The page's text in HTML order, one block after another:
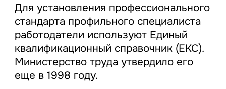
Для установления профессионального
стандарта профильного специалиста
работодатели используют Единый
квалификационный справочник (ЕКС).
Министерство труда утвердило его
еще в 1998 году.